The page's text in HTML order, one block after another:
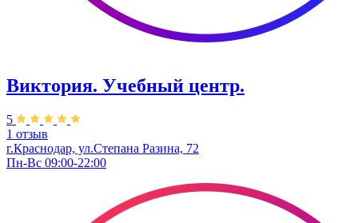
Виктория. Учебный центр.
5
1 отзыв
г.Краснодар, ул.Степана Разина, 72
Пн-Вс 09:00-22:00